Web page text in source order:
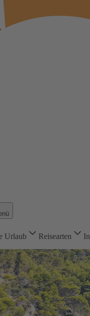
Urlaub Reisearten